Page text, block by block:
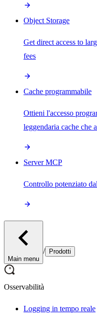
Object Storage
Get direct access to
fees
Cache programmabile
Ottieni l'accesso
leggendaria cache che
Server MCP
Controllo potenziato
Main menu
/ Prodotti
Osservabilità
Logging in tempo reale